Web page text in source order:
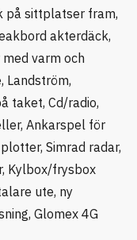
på sittplatser fram,
akterdäck,
varm och
Landström,
taket, Cd/radio,
Ankarspel för
Simrad radar,
Kylbox/frysbox
ute, ny
Glomex 4G